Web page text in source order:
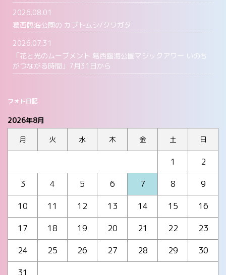
2026.08.01
葛西臨海公園の カブトムシ/クワガタ
2026.07.31
「花と光のムーブメント 葛西臨海公園マジックアワー いのち
がつながる時間」7月31日から
フォト日記
2026年8月
月
火 水 木 金 土 日
1
2
3
4 5 6 7 8
9
10
11 12 13 14 15
16
17
18 19 20 21 22
23
24
25 26 27 28 29
30
31